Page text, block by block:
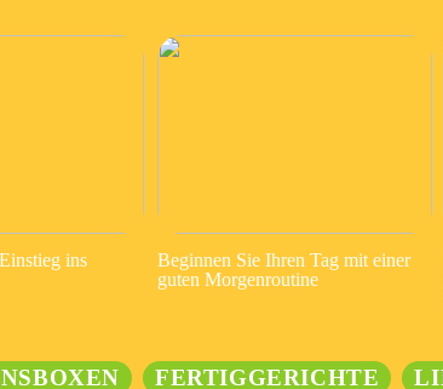
ins
Beginnen Sie Ihren Tag mit einer
guten Morgenroutine
FERTIGGERICHTE